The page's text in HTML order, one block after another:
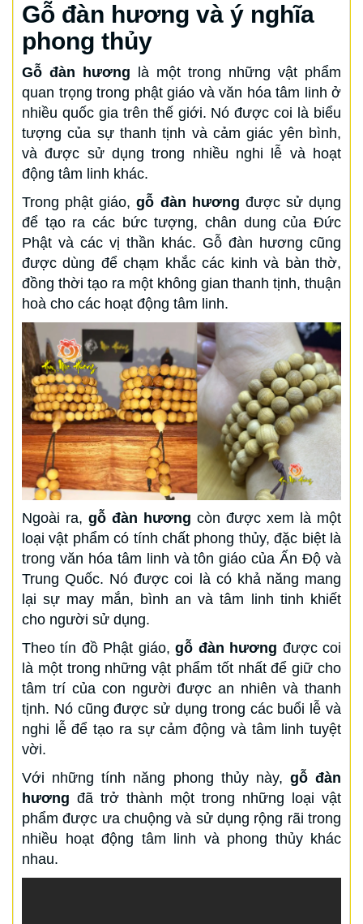
Gỗ đàn hương và ý nghĩa
phong thủy
Gỗ đàn hương là một trong những vật phẩm
quan trọng trong phật giáo và văn hóa tâm linh ở
nhiều quốc gia trên thế giới. Nó được coi là biểu
tượng của sự thanh tịnh và cảm giác yên bình,
và được sử dụng trong nhiều nghi lễ và hoạt
động tâm linh khác.
Trong phật giáo,gỗ đàn hương được sử dụng
để tạo ra các bức tượng, chân dung của Đức
Phật và các vị thần khác. Gỗ đàn hương cũng
được dùng để chạm khắc các kinh và bàn thờ,
đồng thời tạo ra một không gian thanh tịnh, thuận
hoà cho các hoạt động tâm linh.
Ngoài ra, gỗ đàn hương còn được xem là một
loại vật phẩm có tính chất phong thủy, đặc biệt là
trong văn hóa tâm linh và tôn giáo của Ấn Độ và
Trung Quốc. Nó được coi là có khả năng mang
lại sự may mắn, bình an và tâm linh tinh khiết
cho người sử dụng.
Theo tín đồ Phật giáo,gỗ đàn hương được coi
là một trong những vật phẩm tốt nhất để giữ cho
tâm trí của con người được an nhiên và thanh
tịnh. Nó cũng được sử dụng trong các buổi lễ và
nghi lễ để tạo ra sự cảm động và tâm linh tuyệt
vời.
Với những tính năng phong thủy này, gỗ đàn
hương đã trở thành một trong những loại vật
phẩm được ưa chuộng và sử dụng rộng rãi trong
nhiều hoạt động tâm linh và phong thủy khác
nhau.